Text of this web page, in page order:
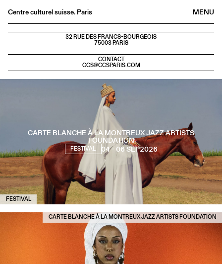
MENU
Centre culturel suisse. Paris
Agenda
Archives
FESTIVAL
CARTE BLANCHE À LA MONTREUX JAZZ ARTISTS
FOUNDATION
FESTIVAL 04 – 06 SEP2026
32 RUE DES FRANCS-BOURGEOIS
75003 PARIS
CONTACT
CCS@CCSPARIS.COM
CARTE BLANCHE À LA MONTREUX JAZZ ARTISTS FOUNDATION